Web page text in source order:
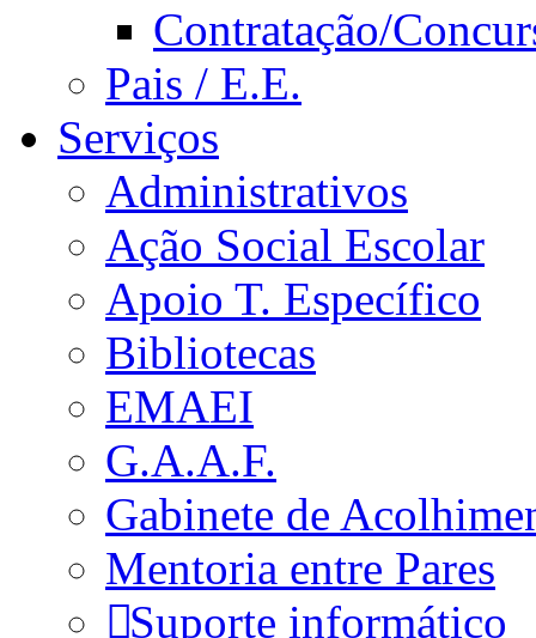
Contratação/
Pais / E.E.
Serviços
Administrativos
Ação Social Escolar
Apoio T. Específico
Bibliotecas
EMAEI
G.A.A.F.
Gabinete de
Mentoria entre Pares
Suporte informático